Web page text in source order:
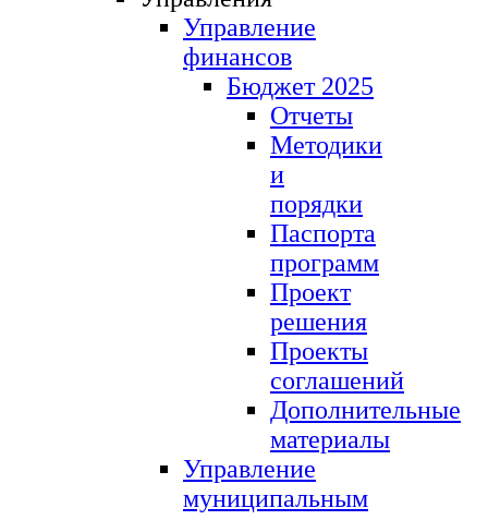
Управление
финансов
Бюджет 2025
Отчеты
Методики
и
порядки
Паспорта
программ
Проект
решения
Проекты
соглашений
Дополнительные
материалы
Управление
муниципальным